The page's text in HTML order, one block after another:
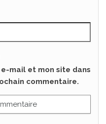
mail et mon site dans
commentaire.